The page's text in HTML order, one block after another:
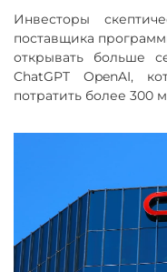
Инвесторы
поставщика
открывать больше
ChatGPT OpenAI,
потратить более 300